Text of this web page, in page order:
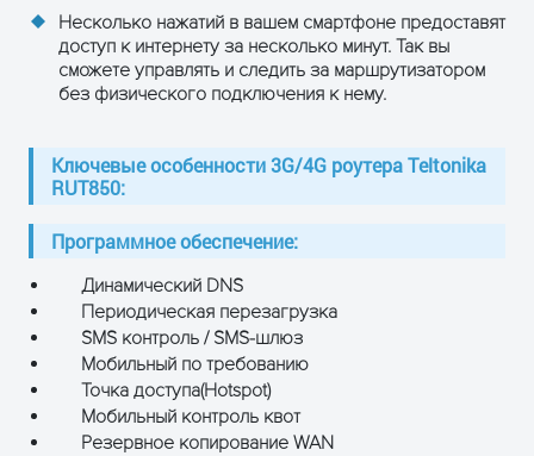
Несколько нажатий в вашем смартфоне предоставят
доступ к интернету за несколько минут. Так вы
сможете управлять и следить за маршрутизатором
без физического подключения к нему.
Ключевые особенности 3G/4G роутера Тeltonika
RUT850:
Программное обеспечение:
Динамический DNS
Периодическая перезагрузка
SMS контроль / SMS-шлюз
Мобильный по требованию
Точка доступа(Hotspot)
Мобильный контроль квот
Резервное копирование WAN